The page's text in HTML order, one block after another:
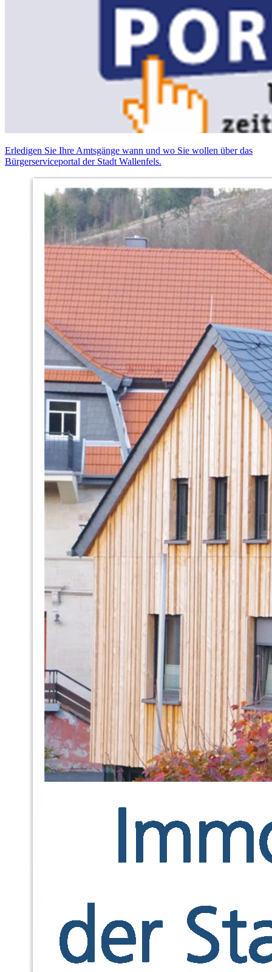
Erledigen Sie Ihre Amtsgänge wann und wo Sie wollen über das
Bürgerserviceportal der Stadt Wallenfels.